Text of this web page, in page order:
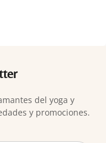
del yoga y
y promociones.